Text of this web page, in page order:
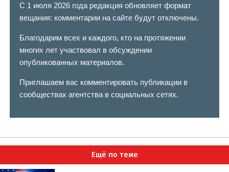
С 1 июля 2026 года редакция обновляет формат
вещания: комментарии на сайте будут отключены.
Благодарим всех и каждого, кто на протяжении
многих лет участвовал в обсуждении
опубликованных материалов.
Приглашаем вас комментировать публикации в
сообществах агентства в социальных сетях.
Ещё по теме